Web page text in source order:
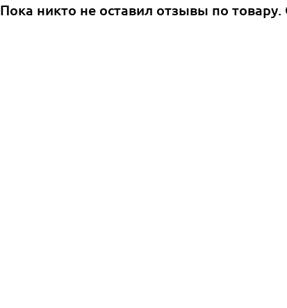
Пока никто не оставил отзывы по